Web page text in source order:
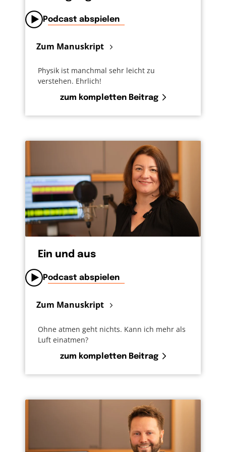
Podcast abspielen
Zum Manuskript
Physik ist manchmal sehr leicht zu
verstehen. Ehrlich!
zum kompletten Beitrag
Ein und aus
Podcast abspielen
Zum Manuskript
Ohne atmen geht nichts. Kann ich mehr als
Luft einatmen?
zum kompletten Beitrag